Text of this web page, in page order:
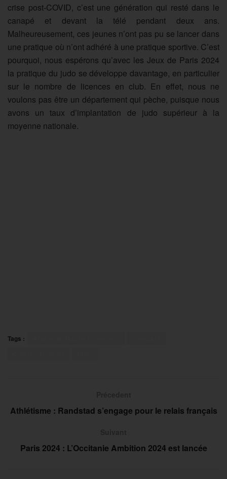
crise post-COVID, c’est une génération qui resté dans le
canapé et devant la télé pendant deux ans.
Malheureusement, ces jeunes n’ont pas pu se lancer dans
une pratique où n’ont adhéré à une pratique sportive. C’est
pourquoi, nous espérons qu’avec les Jeux de Paris 2024
la pratique du judo se développe davantage, en particulier
sur le nombre de licences en club. En effet, nous ne
voulons pas être un département qui pèche, puisque nous
avons un taux d’implantation de judo supérieur à la
moyenne nationale.
Tags :
Athlétisme : Randstad s’engage pour le relais français
Paris 2024 : L’Occitanie Ambition 2024 est lancée